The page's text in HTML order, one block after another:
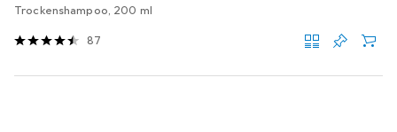
Trockenshampoo, 200 ml
87